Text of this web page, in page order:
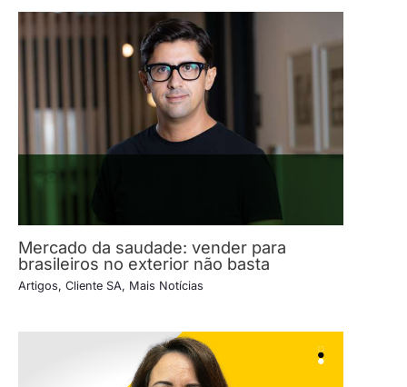
Mercado da saudade: vender para
brasileiros no exterior não basta
Artigos, Cliente SA, Mais Notícias